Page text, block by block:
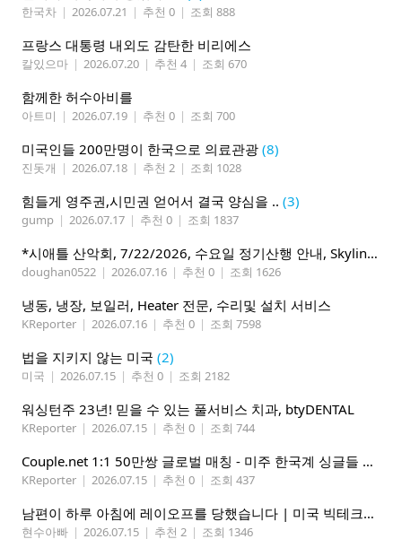
한국차 | 2026.07.21 | 추천 0 | 조회 888
프랑스 대통령 내외도 감탄한 비리에스
칼있으마 | 2026.07.20 | 추천 4 | 조회 670
함께한 허수아비를
아트미 | 2026.07.19 | 추천 0 | 조회 700
미국인들 200만명이 한국으로 의료관광 (8)
진돗개 | 2026.07.18 | 추천 2 | 조회 1028
힘들게 영주권,시민권 얻어서 결국 양심을 .. (3)
gump | 2026.07.17 | 추천 0 | 조회 1837
*시애틀 산악회, 7/22/2026, 수요일 정기산행 안내, Skyline Trail Loop(Mt. Rainier)*
doughan0522 | 2026.07.16 | 추천 0 | 조회 1626
냉동, 냉장, 보일러, Heater 전문, 수리및 설치 서비스
KReporter | 2026.07.16 | 추천 0 | 조회 7598
법을 지키지 않는 미국 (2)
미국 | 2026.07.15 | 추천 0 | 조회 2182
워싱턴주 23년! 믿을 수 있는 풀서비스 치과, btyDENTAL
KReporter | 2026.07.15 | 추천 0 | 조회 744
Couple.net 1:1 50만쌍 글로벌 매칭 - 미주 한국계 싱글들 모이세요
KReporter | 2026.07.15 | 추천 0 | 조회 437
남편이 하루 아침에 레이오프를 당했습니다 | 미국 빅테크의 현실
현수아빠 | 2026.07.15 | 추천 2 | 조회 1346